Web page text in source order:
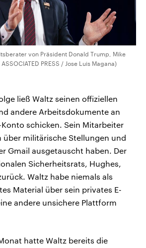
von Präsident Donald Trump, Mike
PRESS / Jose Luis Magana)
ließ Waltz seinen offiziellen
andere Arbeitsdokumente an
schicken. Sein Mitarbeiter
über militärische Stellungen und
Gmail ausgetauscht haben. Der
Sicherheitsrats, Hughes,
Waltz habe niemals als
Material über sein privates E-
andere unsichere Plattform
hatte Waltz bereits die